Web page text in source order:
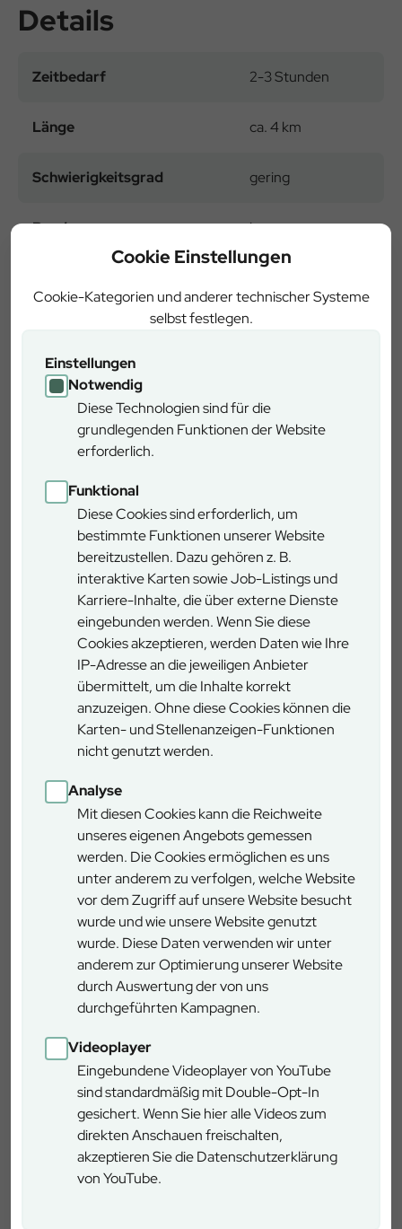
Cookie Einstellungen
Cookie-Kategorien und anderer technischer Systeme
selbst festlegen.
Einstellungen
Notwendig
Diese Technologien sind für die
grundlegenden Funktionen der Website
erforderlich.
Funktional
Diese Cookies sind erforderlich, um
bestimmte Funktionen unserer Website
bereitzustellen. Dazu gehören z. B.
interaktive Karten sowie Job-Listings und
Karriere-Inhalte, die über externe Dienste
eingebunden werden. Wenn Sie diese
Cookies akzeptieren, werden Daten wie Ihre
IP-Adresse an die jeweiligen Anbieter
übermittelt, um die Inhalte korrekt
anzuzeigen. Ohne diese Cookies können die
Karten- und Stellenanzeigen-Funktionen
nicht genutzt werden.
Analyse
Mit diesen Cookies kann die Reichweite
unseres eigenen Angebots gemessen
werden. Die Cookies ermöglichen es uns
unter anderem zu verfolgen, welche Website
vor dem Zugriff auf unsere Website besucht
wurde und wie unsere Website genutzt
wurde. Diese Daten verwenden wir unter
anderem zur Optimierung unserer Website
durch Auswertung der von uns
durchgeführten Kampagnen.
Videoplayer
Eingebundene Videoplayer von YouTube
sind standardmäßig mit Double-Opt-In
gesichert. Wenn Sie hier alle Videos zum
direkten Anschauen freischalten,
akzeptieren Sie die Datenschutzerklärung
von YouTube.
Details
Zeitbedarf 2-3 Stunden
Länge ca. 4 km
Schwierigkeitsgrad gering
Rundweg ja
ja
Weitere Informationen
Kommunikationswald Heigenbrücken
Anfahrt
Mit dem Auto:
Von der Autobahn kommend:
Verlassen Sie die A 3 an der Anschlussstelle 63
„Weibersbrunn“ und folgen Sie der Beschilderung nach
Heigenbrücken. Nach dem Ortsschild fahren Sie noch ca.
300 m geradeaus (bis zur Villa Marburg) und biegen dann
Von Aschaffenburg kommend:
Folgen Sie der B 26 über Laufach-Hain Richtung Lohr.
Rund 4,5 km nach Hain biegen Sie links ab nach
Heigenbrücken. Nach dem Ortsschild fahren Sie noch ca.
300 m geradeaus (bis zur Villa Marburg) und biegen dann
Von Lohr kommend:
Folgen Sie der B 26 Richtung Aschaffenburg. Biegen Sie
am Bischborner Hof rechts Richtung Neuhütten ab. An der
Kreuzung am Ortsende halten Sie sich links und kommen
nach rund 3 km nach Heigenbrücken. Durchfahren Sie den
Ort (ca. 1 km) und biegen dann an der Villa Marburg rechts
Mit der Bahn:
Fahren Sie bis zum Bahnhof Heigenbrücken. Direkt am
Bahnhof beginnt der Lehrpfad.
Wegbeschreibung